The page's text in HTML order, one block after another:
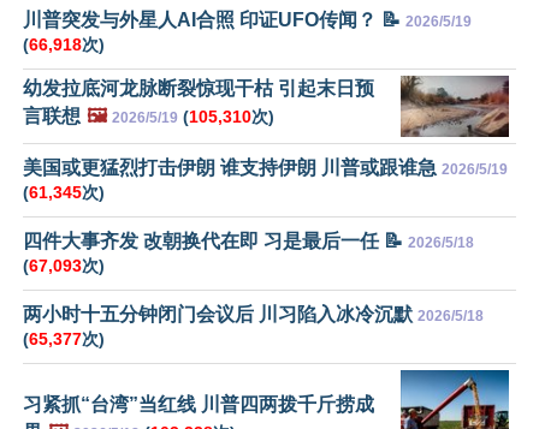
川普突发与外星人AI合照 印证UFO传闻？ 📝 2026/5/19
(66,918次)
幼发拉底河龙脉断裂惊现干枯 引起末日预
言联想 🖼️ 2026/5/19 (105,310次)
美国或更猛烈打击伊朗 谁支持伊朗 川普或跟谁急 2026/5/19
(61,345次)
四件大事齐发 改朝换代在即 习是最后一任 📝 2026/5/18
(67,093次)
两小时十五分钟闭门会议后 川习陷入冰冷沉默 2026/5/18
(65,377次)
习紧抓“台湾”当红线 川普四两拨千斤捞成